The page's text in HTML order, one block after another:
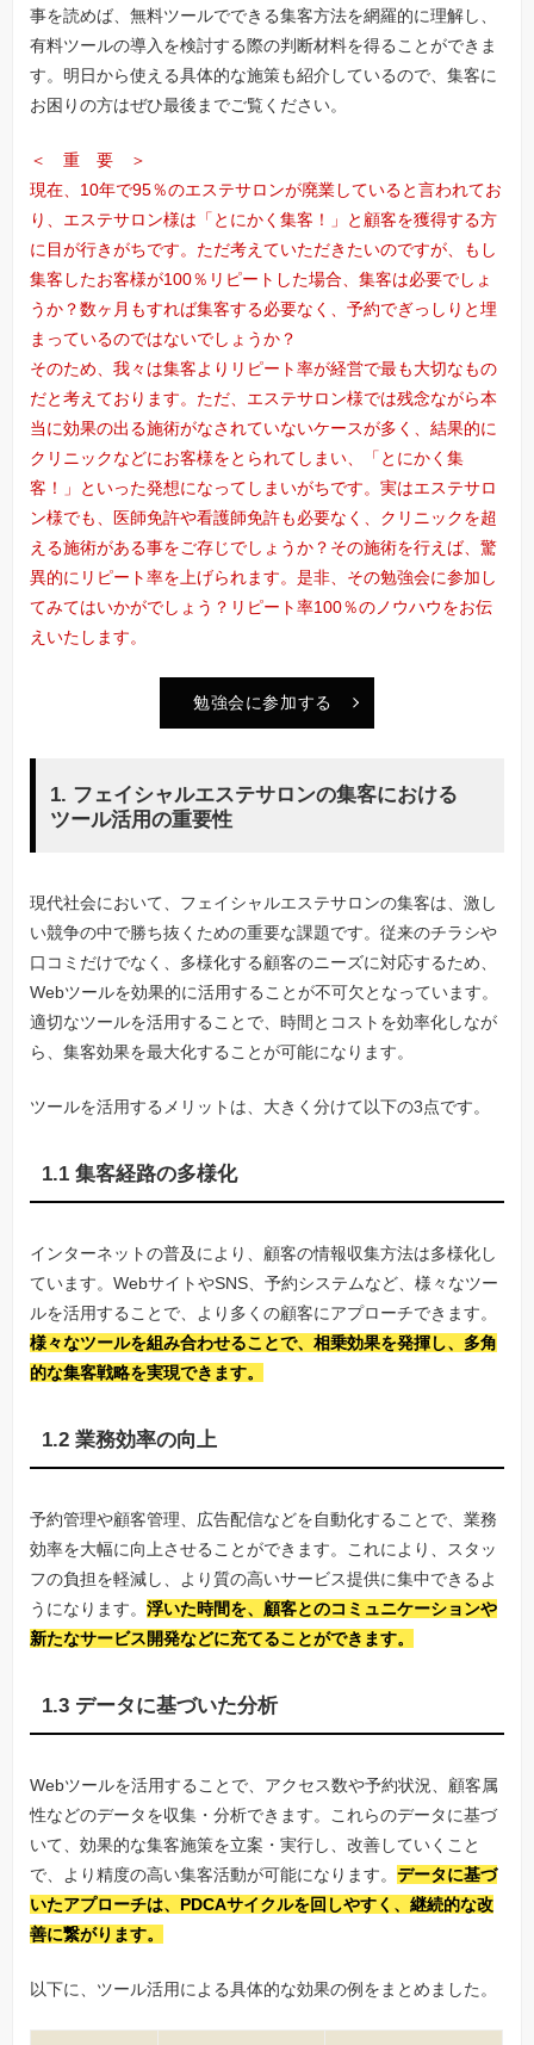
事を読めば、無料ツールでできる集客方法を網羅的に理解し、
有料ツールの導入を検討する際の判断材料を得ることができま
す。明日から使える具体的な施策も紹介しているので、集客に
お困りの方はぜひ最後までご覧ください。
＜ 重 要 ＞
現在、10年で95％のエステサロンが廃業していると言われてお
り、エステサロン様は「とにかく集客！」と顧客を獲得する方
に目が行きがちです。ただ考えていただきたいのですが、もし
集客したお客様が100％リピートした場合、集客は必要でしょ
うか？数ヶ月もすれば集客する必要なく、予約でぎっしりと埋
まっているのではないでしょうか？
そのため、我々は集客よりリピート率が経営で最も大切なもの
だと考えております。ただ、エステサロン様では残念ながら本
当に効果の出る施術がなされていないケースが多く、結果的に
クリニックなどにお客様をとられてしまい、「とにかく集
客！」といった発想になってしまいがちです。実はエステサロ
ン様でも、医師免許や看護師免許も必要なく、クリニックを超
える施術がある事をご存じでしょうか？その施術を行えば、驚
異的にリピート率を上げられます。是非、その勉強会に参加し
てみてはいかがでしょう？リピート率100％のノウハウをお伝
えいたします。
勉強会に参加する
1. フェイシャルエステサロンの集客における
ツール活用の重要性
現代社会において、フェイシャルエステサロンの集客は、激し
い競争の中で勝ち抜くための重要な課題です。従来のチラシや
口コミだけでなく、多様化する顧客のニーズに対応するため、
Webツールを効果的に活用することが不可欠となっています。
適切なツールを活用することで、時間とコストを効率化しなが
ら、集客効果を最大化することが可能になります。
ツールを活用するメリットは、大きく分けて以下の3点です。
1.1 集客経路の多様化
インターネットの普及により、顧客の情報収集方法は多様化し
ています。WebサイトやSNS、予約システムなど、様々なツー
ルを活用することで、より多くの顧客にアプローチできます。
様々なツールを組み合わせることで、相乗効果を発揮し、多角
的な集客戦略を実現できます。
1.2 業務効率の向上
予約管理や顧客管理、広告配信などを自動化することで、業務
効率を大幅に向上させることができます。これにより、スタッ
フの負担を軽減し、より質の高いサービス提供に集中できるよ
うになります。浮いた時間を、顧客とのコミュニケーションや
新たなサービス開発などに充てることができます。
1.3 データに基づいた分析
Webツールを活用することで、アクセス数や予約状況、顧客属
性などのデータを収集・分析できます。これらのデータに基づ
いて、効果的な集客施策を立案・実行し、改善していくこと
で、より精度の高い集客活動が可能になります。データに基づ
いたアプローチは、PDCAサイクルを回しやすく、継続的な改
善に繋がります。
以下に、ツール活用による具体的な効果の例をまとめました。